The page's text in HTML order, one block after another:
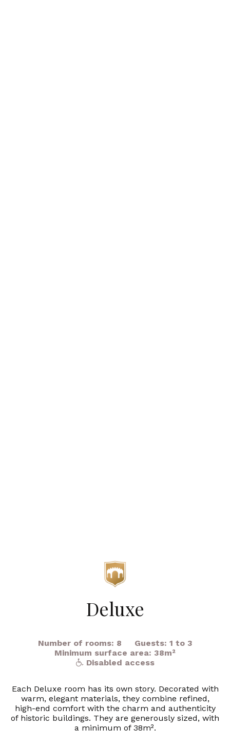
Deluxe
Number of rooms: 8
Guests: 1 to 3
Minimum surface area: 38m²
Disabled access
Each Deluxe room has its own story. Decorated with
warm, elegant materials, they combine refined,
high-end comfort with the charm and authenticity
of historic buildings. They are generously sized, with
a minimum of 38m².